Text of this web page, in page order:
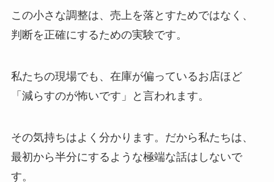
この小さな調整は、売上を落とすためではなく、
判断を正確にするための実験です。
私たちの現場でも、在庫が偏っているお店ほど
「減らすのが怖いです」と言われます。
その気持ちはよく分かります。だから私たちは、
最初から半分にするような極端な話はしないで
す。